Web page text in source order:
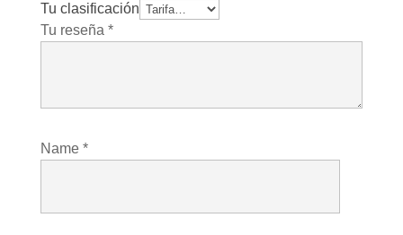
Tu clasificación
Tu reseña *
Name *